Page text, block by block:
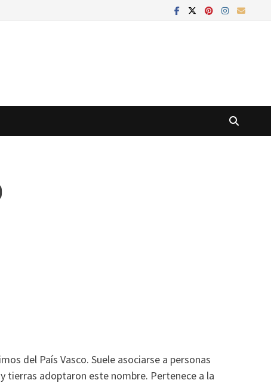
del País Vasco. Suele asociarse a personas
tierras adoptaron este nombre. Pertenece a la